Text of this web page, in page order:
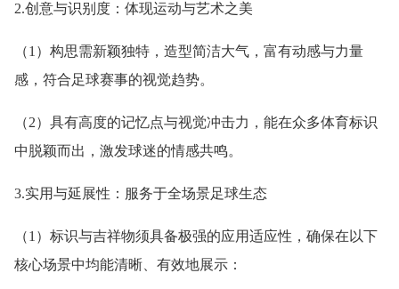
2.创意与识别度：体现运动与艺术之美
（1）构思需新颖独特，造型简洁大气，富有动感与力量
感，符合足球赛事的视觉趋势。
（2）具有高度的记忆点与视觉冲击力，能在众多体育标识
中脱颖而出，激发球迷的情感共鸣。
3.实用与延展性：服务于全场景足球生态
（1）标识与吉祥物须具备极强的应用适应性，确保在以下
核心场景中均能清晰、有效地展示：